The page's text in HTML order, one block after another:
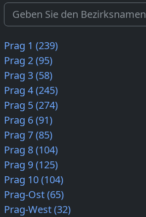
Prag 1 (239)
Prag 2 (95)
Prag 3 (58)
Prag 4 (245)
Prag 5 (274)
Prag 6 (91)
Prag 7 (85)
Prag 8 (104)
Prag 9 (125)
Prag 10 (104)
Prag-Ost (65)
Prag-West (32)